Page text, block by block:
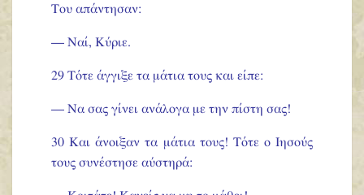
Του απάντησαν:
— Ναί, Κύριε.
29 Τότε άγγιξε τα μάτια τους και είπε:
— Να σας γίνει ανάλογα με την πίστη σας!
30 Και άνοιξαν τα μάτια τους! Τότε ο Ιησούς
τους συνέστησε αύστηρά: